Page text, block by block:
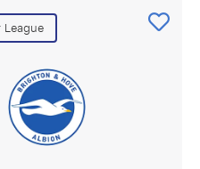
League